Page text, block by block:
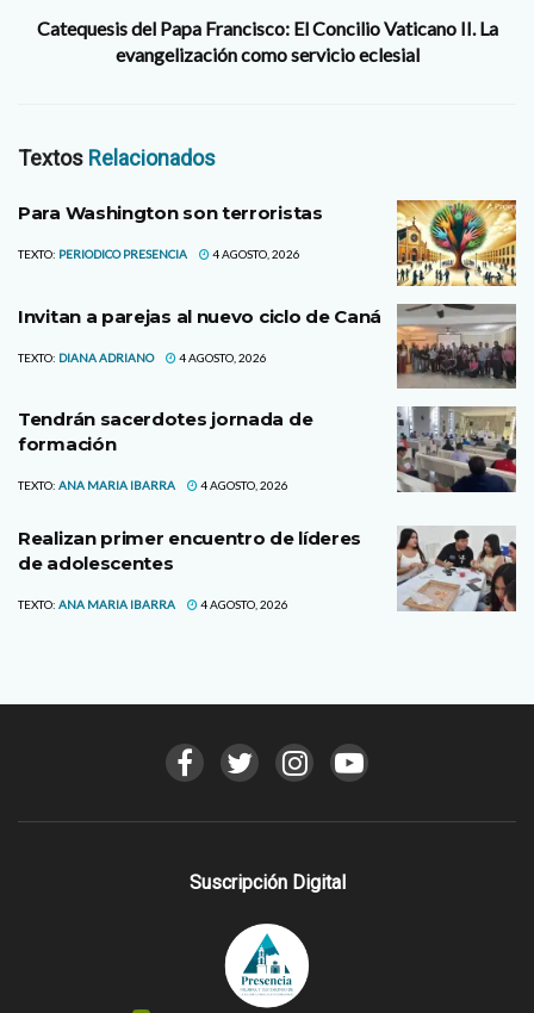
Catequesis del Papa Francisco: El Concilio Vaticano II. La
evangelización como servicio eclesial
Textos Relacionados
Para Washington son terroristas
TEXTO: PERIODICO PRESENCIA 4 AGOSTO, 2026
Invitan a parejas al nuevo ciclo de Caná
TEXTO: DIANA ADRIANO 4 AGOSTO, 2026
Tendrán sacerdotes jornada de
formación
TEXTO: ANA MARIA IBARRA 4 AGOSTO, 2026
Realizan primer encuentro de líderes
de adolescentes
TEXTO: ANA MARIA IBARRA 4 AGOSTO, 2026
Suscripción Digital